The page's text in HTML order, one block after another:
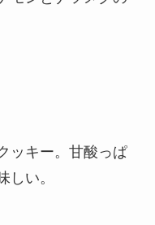
ッキー。甘酸っぱ
しい。